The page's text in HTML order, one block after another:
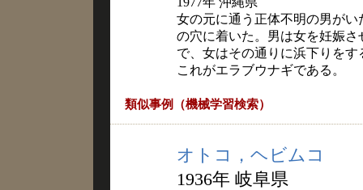
女の元に通う正体不明の男が
の穴に着いた。男は女を妊娠
で、女はその通りに浜下りを
これがエラブウナギである。
類似事例（機械学習検索）
オトコ，ヘビムコ
1936年 岐阜県